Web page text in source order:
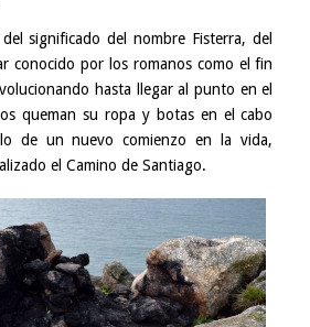
significado del nombre Fisterra, del
conocido por los romanos como el fin
hasta llegar al punto en el
queman su ropa y botas en el cabo
de un nuevo comienzo en la vida,
el Camino de Santiago.